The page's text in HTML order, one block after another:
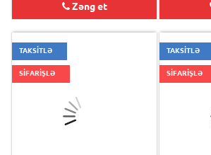
Zəng et
TAKSİTLƏ
SİFARİŞLƏ
TAKSİTLƏ
SİFARİŞLƏ